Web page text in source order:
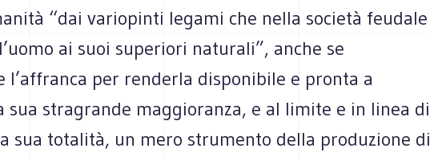
“dai variopinti legami che nella società feudale
ai suoi superiori naturali”, anche se
l’affranca per renderla disponibile e pronta a
sua stragrande maggioranza, e al limite e in linea di
sua totalità, un mero strumento della produzione di